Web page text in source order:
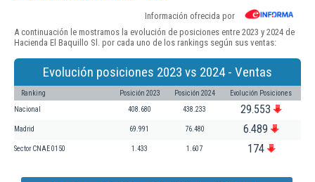
Información ofrecida por
A continuación le mostramos la evolución de posiciones entre 2023 y 2024 de
Hacienda El Baquillo Sl. por cada uno de los rankings según sus ventas:
Evolución posiciones 2023 vs 2024 - Ventas
Ranking Posición 2023 Posición 2024 Evolución Posiciones
Nacional 408.680 438.233 29.553
Madrid 69.991 76.480 6.489
Sector CNAE 0150 1.433 1.607 174